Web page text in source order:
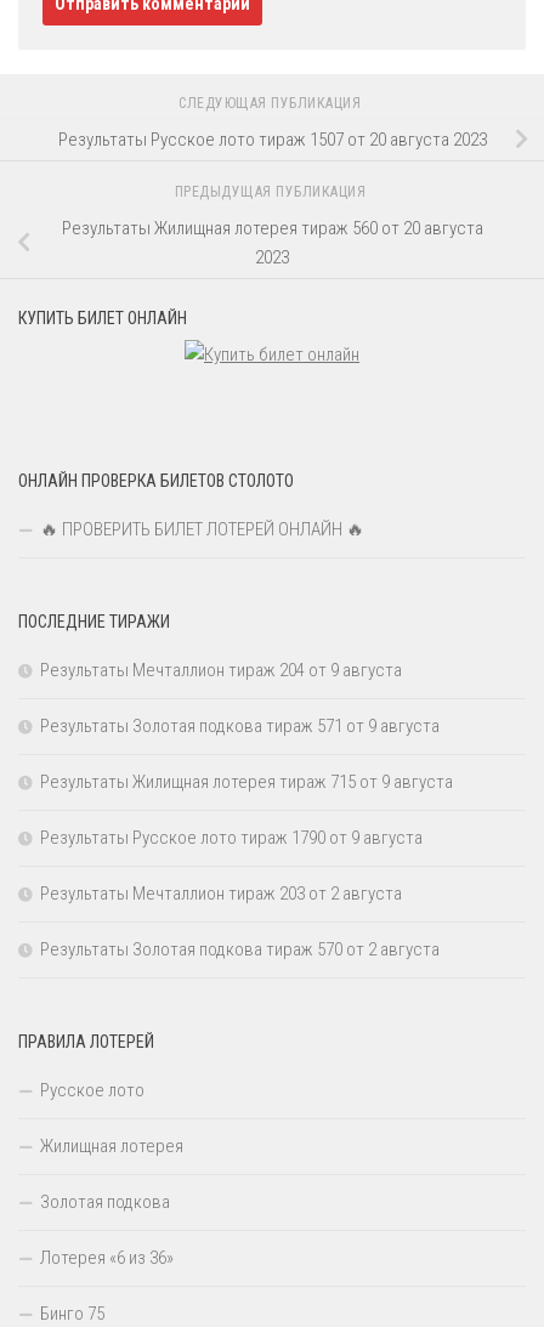
СЛЕДУЮЩАЯ ПУБЛИКАЦИЯ
Результаты Русское лото тираж 1507 от 20 августа 2023
ПРЕДЫДУЩАЯ ПУБЛИКАЦИЯ
Результаты Жилищная лотерея тираж 560 от 20 августа
2023
КУПИТЬ БИЛЕТ ОНЛАЙН
ОНЛАЙН ПРОВЕРКА БИЛЕТОВ СТОЛОТО
🔥 ПРОВЕРИТЬ БИЛЕТ ЛОТЕРЕЙ ОНЛАЙН 🔥
ПОСЛЕДНИЕ ТИРАЖИ
Результаты Мечталлион тираж 204 от 9 августа
Результаты Золотая подкова тираж 571 от 9 августа
Результаты Жилищная лотерея тираж 715 от 9 августа
Результаты Русское лото тираж 1790 от 9 августа
Результаты Мечталлион тираж 203 от 2 августа
Результаты Золотая подкова тираж 570 от 2 августа
ПРАВИЛА ЛОТЕРЕЙ
Русское лото
Жилищная лотерея
Золотая подкова
Лотерея «6 из 36»
Бинго 75